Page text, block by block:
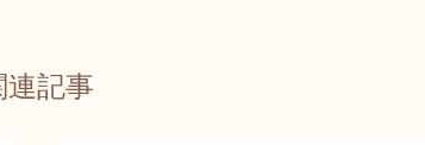
連記事